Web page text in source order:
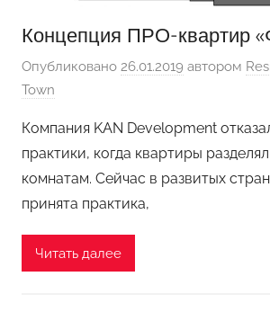
Концепция ПРО-квартир
Опубликовано 26.01.2019 автором
Town
Компания KAN Development
практики, когда квартиры
комнатам. Сейчас в развитых
принята практика,
Читать далее